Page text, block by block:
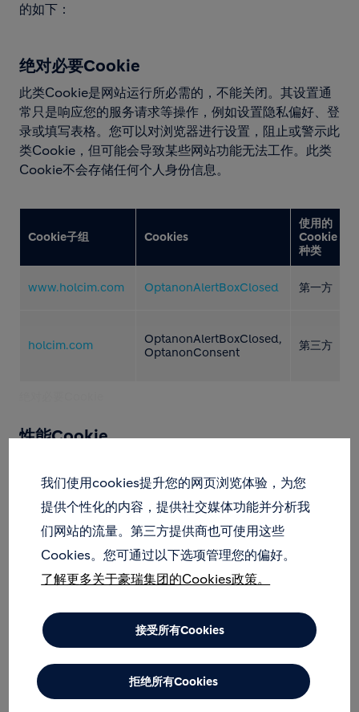
的如下：
绝对必要Cookie
此类Cookie是网站运行所必需的，不能关闭。其设置通
常只是响应您的服务请求等操作，例如设置隐私偏好、登
录或填写表格。您可以对浏览器进行设置，阻止或警示此
类Cookie，但可能会导致某些网站功能无法工作。此类
Cookie不会存储任何个人身份信息。
Cookie子组 Cookies
使用的
Cookie
种类
www.holcim.com OptanonAlertBoxClosed 第一方
holcim.com
OptanonAlertBoxClosed,
OptanonConsent
第三方
性能Cookie
量和优化网站性能。我们可以通过此类Cookie了解访问
量最高和最低的页面，了解访问者对网站的访问情况。此
类Cookie收集的所有信息都聚合在一起，因此采用匿名
处理方式。如果您不接受此类Cookie，我们将不知道您
何时访问了我们的网站，也无法监控网站的性能。
Cookie子组 Cookies
使用的
www.holcim.com 第一方
我们使用cookies提升您的网页浏览体验，为您
提供个性化的内容，提供社交媒体功能并分析我
们网站的流量。第三方提供商也可使用这些
Cookies。您可通过以下选项管理您的偏好。
了解更多关于豪瑞集团的Cookies政策。
接受所有Cookies
拒绝所有Cookies